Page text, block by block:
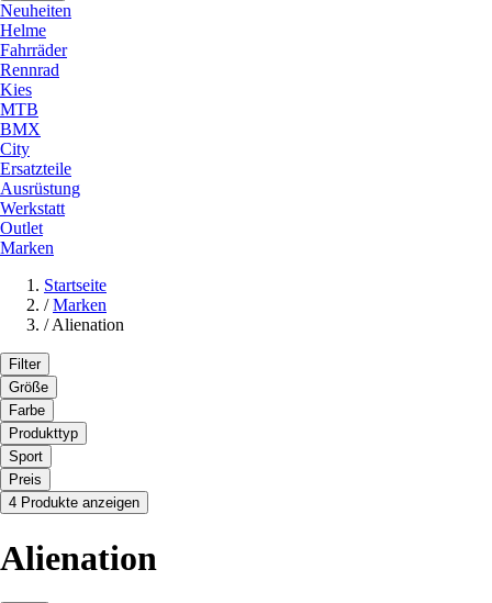
Neuheiten
Helme
Fahrräder
Rennrad
Kies
MTB
BMX
City
Ersatzteile
Ausrüstung
Werkstatt
Outlet
Marken
Startseite
/ Marken
/ Alienation
Filter
Größe
Farbe
Produkttyp
Sport
Preis
4 Produkte anzeigen
Alienation